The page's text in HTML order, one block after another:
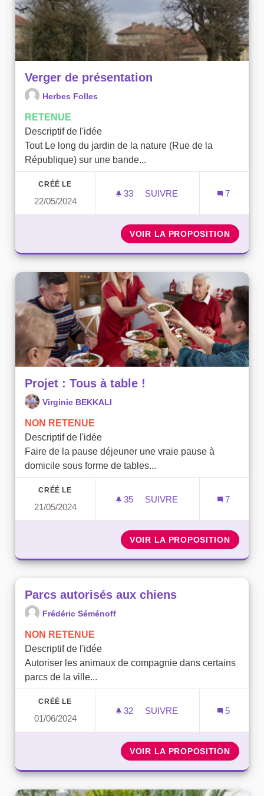
Verger de présentation
Herbes Folles
RETENUE
Descriptif de l'idée
Tout Le long du jardin de la nature (Rue de la
République) sur une bande...
CRÉÉ LE
22/05/2024
33 33 ABONNÉS
SUIVRE
7
VOIR LA PROPOSITION
Projet : Tous à table !
Virginie BEKKALI
NON RETENUE
Descriptif de l'idée
Faire de la pause déjeuner une vraie pause à
domicile sous forme de tables...
CRÉÉ LE
21/05/2024
35 35 ABONNÉS
SUIVRE
7
VOIR LA PROPOSITION
Parcs autorisés aux chiens
Frédéric Séménoff
NON RETENUE
Descriptif de l'idée
Autoriser les animaux de compagnie dans certains
parcs de la ville...
CRÉÉ LE
01/06/2024
32 32 ABONNÉS
SUIVRE
5
VOIR LA PROPOSITION